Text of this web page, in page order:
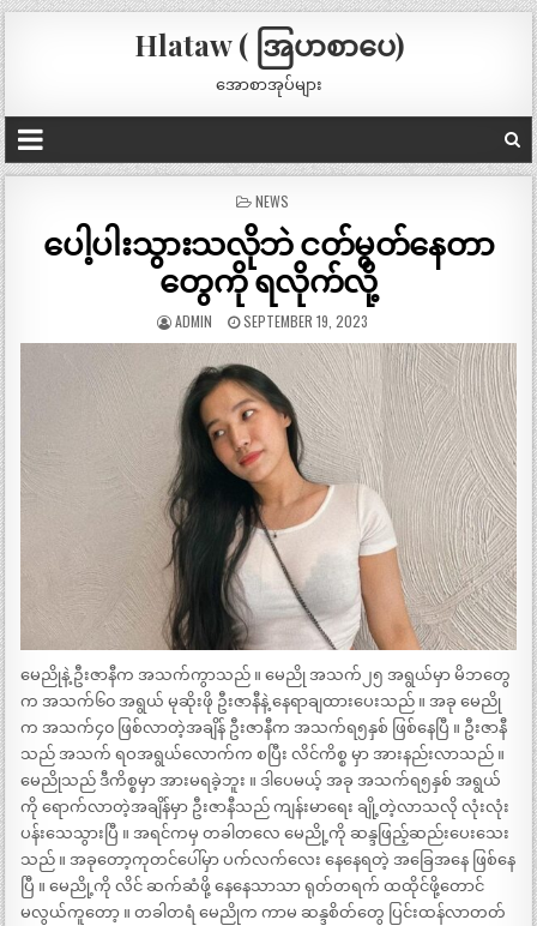
Hlataw ( အြပာစာပေ)
အောစာအုပ်များ
POSTED
IN
NEWS
ပေါ့ပါးသွားသလိုဘဲ ငတ်မွတ်နေတာ
တွေကို ရလိုက်လို့
ADMIN SEPTEMBER 19, 2023
မေညိုနဲ့ ဦးဇာနီက အသက်ကွာသည် ။ မေညို အသက်၂၅ အရွယ်မှာ မိဘတွေ
က အသက်၆၀ အရွယ် မုဆိုးဖို ဦးဇာနီနဲ့ နေရာချထားပေးသည် ။ အခု မေညို
က အသက်၄၀ ဖြစ်လာတဲ့အချိန် ဦးဇာနီက အသက်ရ၅နှစ် ဖြစ်နေပြီ ။ ဦးဇာနီ
သည် အသက် ရဝအရွယ်လောက်က စပြီး လိင်ကိစ္စ မှာ အားနည်းလာသည် ။
မေညိုသည် ဒီကိစ္စမှာ အားမရခဲ့ဘူး ။ ဒါပေမယ့် အခု အသက်ရ၅နှစ် အရွယ်
ကို ရောက်လာတဲ့အချိန်မှာ ဦးဇာနီသည် ကျန်းမာရေး ချို့တဲ့လာသလို လုံးလုံး
ပန်းသေသွားပြီ ။ အရင်ကမှ တခါတလေ မေညို့ကို ဆန္ဒဖြည့်ဆည်းပေးသေး
သည် ။ အခုတော့ကုတင်ပေါ်မှာ ပက်လက်လေး နေနေရတဲ့ အခြေအနေ ဖြစ်နေ
ပြီ ။ မေညို့ကို လိင် ဆက်ဆံဖို့ နေနေသာသာ ရုတ်တရက် ထထိုင်ဖို့တောင်
မလွယ်ကူတော့ ။ တခါတရံ မေညိုက ကာမ ဆန္ဒစိတ်တွေ ပြင်းထန်လာတတ်